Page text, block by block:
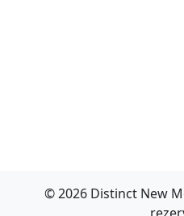
© 2026 Distinct New